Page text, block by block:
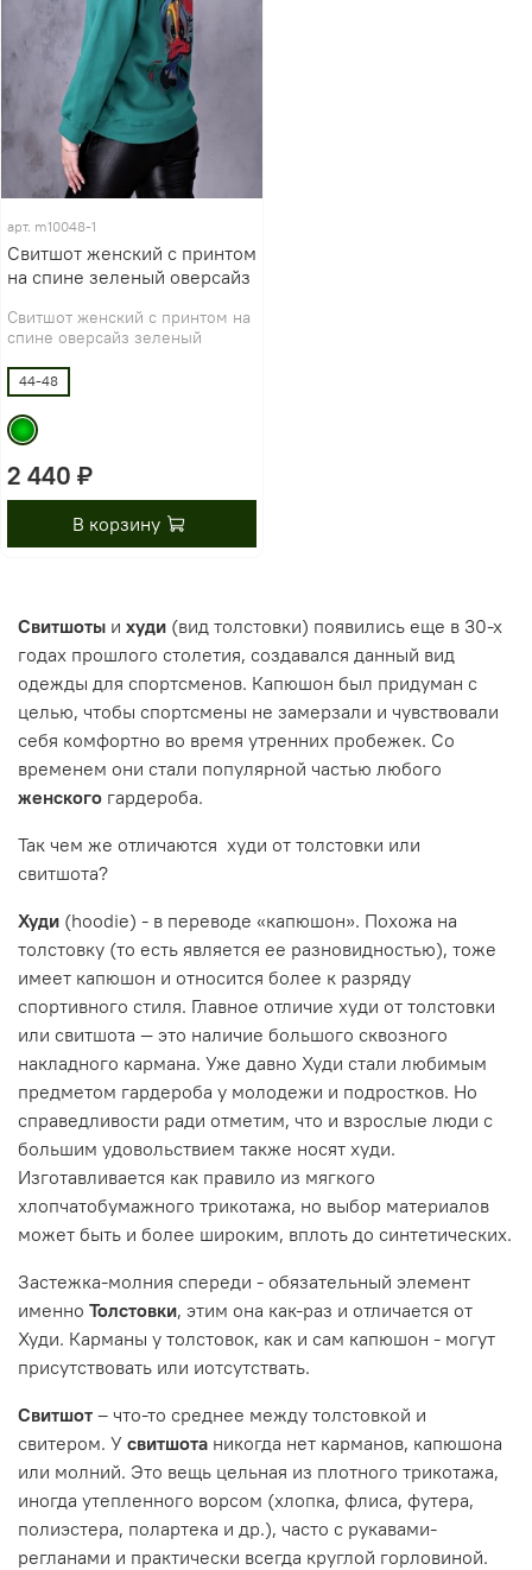
арт. m10048-1
Свитшот женский с принтом
на спине зеленый оверсайз
Свитшот женский с принтом на
спине оверсайз зеленый
44-48
2 440 ₽
В корзину
Свитшоты и худи (вид толстовки) появились еще в 30-х
годах прошлого столетия, создавался данный вид
одежды для спортсменов. Капюшон был придуман с
целью, чтобы спортсмены не замерзали и чувствовали
себя комфортно во время утренних пробежек. Со
временем они стали популярной частью любого
женского гардероба.
Так чем же отличаются худи от толстовки или
свитшота?
Худи (hoodie) - в переводе «капюшон». Похожа на
толстовку (то есть является ее разновидностью), тоже
имеет капюшон и относится более к разряду
спортивного стиля. Главное отличие худи от толстовки
или свитшота — это наличие большого сквозного
накладного кармана. Уже давно Худи стали любимым
предметом гардероба у молодежи и подростков. Но
справедливости ради отметим, что и взрослые люди с
большим удовольствием также носят худи.
Изготавливается как правило из мягкого
хлопчатобумажного трикотажа, но выбор материалов
может быть и более широким, вплоть до синтетических.
Застежка-молния спереди - обязательный элемент
именно Толстовки, этим она как-раз и отличается от
Худи. Карманы у толстовок, как и сам капюшон - могут
присутствовать или иотсутствать.
Свитшот – что-то среднее между толстовкой и
свитером. У свитшота никогда нет карманов, капюшона
или молний. Это вещь цельная из плотного трикотажа,
иногда утепленного ворсом (хлопка, флиса, футера,
полиэстера, полартека и др.), часто с рукавами-
регланами и практически всегда круглой горловиной.